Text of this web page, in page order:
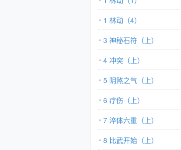
1 林动（4）
3 神秘石符（上）
4 冲突（上）
5 阴煞之气（上）
6 疗伤（上）
7 淬体六重（上）
8 比武开始（上）